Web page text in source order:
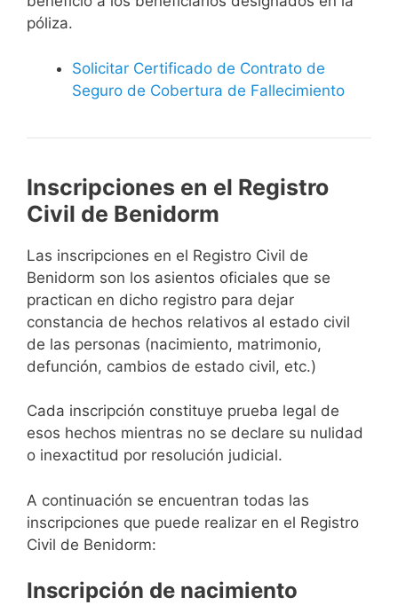
póliza.
Solicitar Certificado de Contrato de
Seguro de Cobertura de Fallecimiento
Inscripciones en el Registro
Civil de Benidorm
Las inscripciones en el Registro Civil de
Benidorm son los asientos oficiales que se
practican en dicho registro para dejar
constancia de hechos relativos al estado civil
de las personas (nacimiento, matrimonio,
defunción, cambios de estado civil, etc.)
Cada inscripción constituye prueba legal de
esos hechos mientras no se declare su nulidad
o inexactitud por resolución judicial.
A continuación se encuentran todas las
inscripciones que puede realizar en el Registro
Civil de Benidorm:
Inscripción de nacimiento